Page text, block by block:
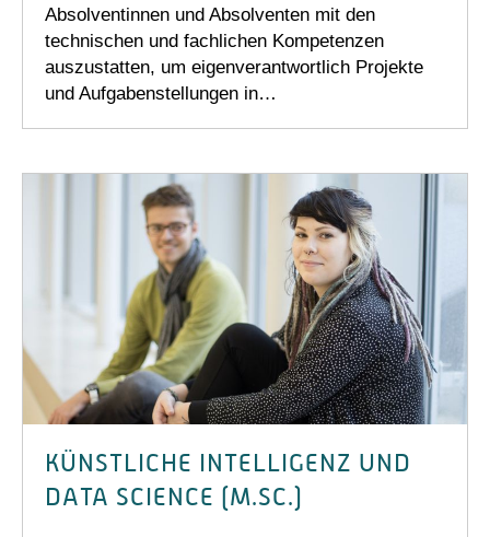
Absolventinnen und Absolventen mit den
technischen und fachlichen Kompetenzen
auszustatten, um eigenverantwortlich Projekte
und Aufgabenstellungen in…
KÜNSTLICHE INTELLIGENZ UND
DATA SCIENCE (M.SC.)